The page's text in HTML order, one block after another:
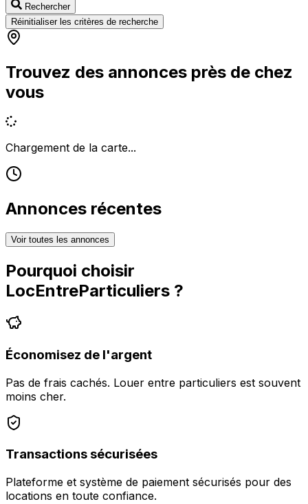
Rechercher
Réinitialiser les critères de recherche
Trouvez des annonces près de chez
vous
Chargement de la carte...
Annonces récentes
Voir toutes les annonces
Pourquoi choisir
LocEntreParticuliers ?
Économisez de l'argent
Pas de frais cachés. Louer entre particuliers est souvent
moins cher.
Transactions sécurisées
Plateforme et système de paiement sécurisés pour des
locations en toute confiance.